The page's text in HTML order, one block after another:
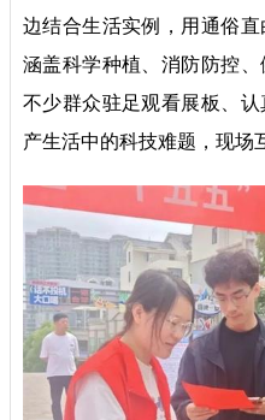
边结合生活实例，用通俗直
涵盖科学种植、消防防控、
不少群众驻足观看展板、
产生活中的科技难题，现场